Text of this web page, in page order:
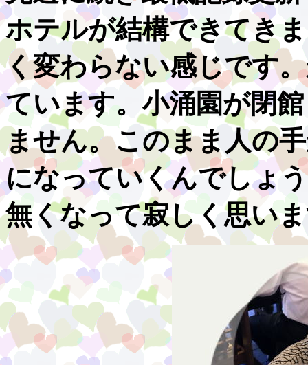
ホテルが結構できてき
く変わらない感じです
ています。小涌園が閉
ません。このまま人の
になっていくんでしょ
無くなって寂しく思い